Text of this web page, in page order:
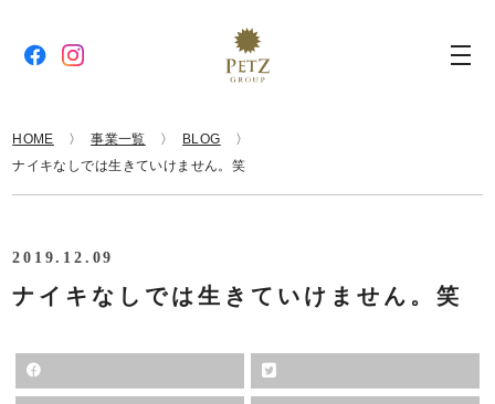
HOME 事業一覧
BLOG
ナイキなしでは生きていけません。笑
2019.12.09
ナイキなしでは生きていけません。笑